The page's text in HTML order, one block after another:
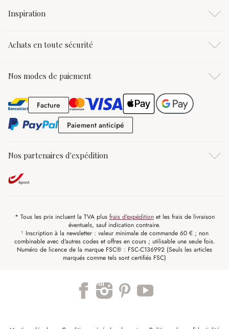
Inspiration
Achats en toute sécurité
Nos modes de paiement
FactureFacture
Paiement anticipé
Nos partenaires d'expédition
* Tous les prix incluent la TVA plus frais d'expéditionet les frais de livraison
éventuels, sauf indication contraire.
¹ Inscription à la newsletter : valeur minimale de commande 60 € ; non
combinable avec d'autres codes et offres en cours ; utilisable une seule fois.
Numéro de licence de la marque FSC® : FSC-C136992 (Seuls les articles
marqués comme tels sont certifiés FSC)